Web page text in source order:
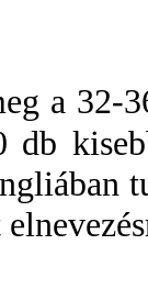
a 32-